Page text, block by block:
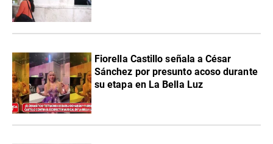
Fiorella Castillo señala a César
Sánchez por presunto acoso durante
su etapa en La Bella Luz